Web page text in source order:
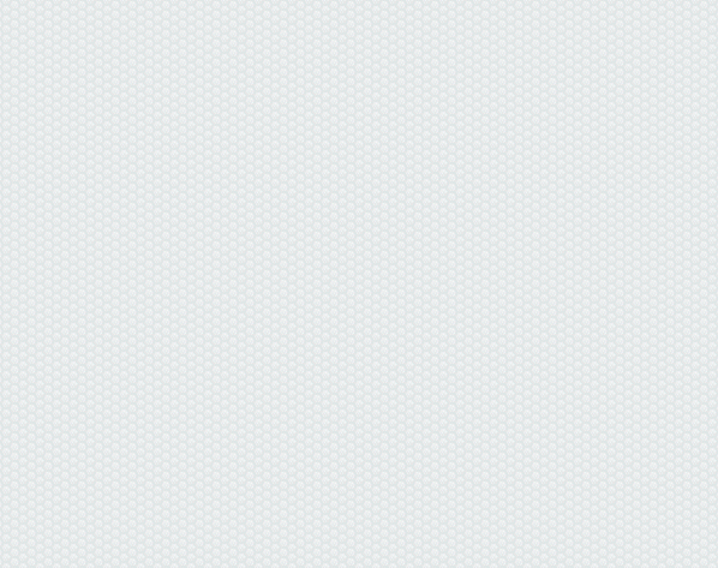
данные отсутствуют